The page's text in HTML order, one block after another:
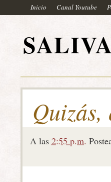
Inicio Canal Youtube
Quizás,
A las 2:55 p.m.